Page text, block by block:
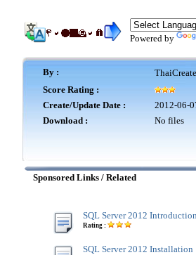
Powered by
By :
Score Rating :
Create/Update Date :
2012-06-
Download :
No files
Sponsored Links / Related
SQL Server 2012
Rating :
SQL Server 2012 Installation